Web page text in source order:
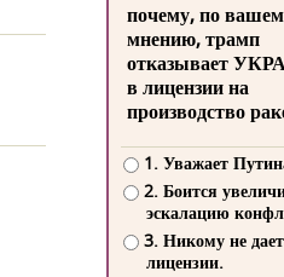
почему, по
мнению, трамп
отказывает
в лицензии на
производство
1. Уважает
2. Боится
эскалацию
3. Никому не
лицензии.